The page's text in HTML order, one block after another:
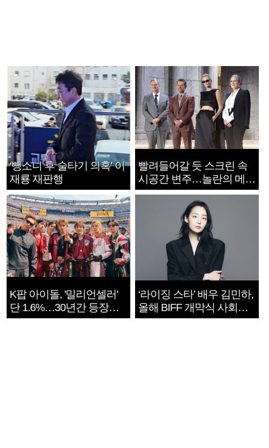
‘뺑소니 후 술타기 의혹’ 이
재룡 재판행
빨려들어갈 듯 스크린 속
시공간 변주…놀란의 메시
지는 ‘전쟁 속죄’
K팝 아이돌, '밀리언셀러'
단 1.6%…30년간 등장
1182개팀 전수조사
‘라이징 스타’ 배우 김민하,
올해 BIFF 개막식 사회자
확정